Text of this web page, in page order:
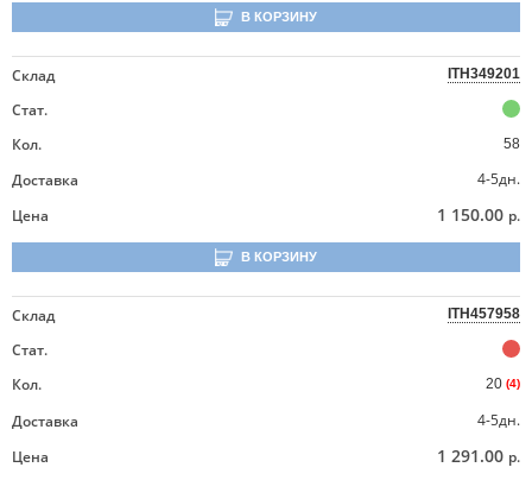
В КОРЗИНУ
Склад ITH349201
Стат.
Кол.
58
Доставка
4-5дн.
Цена
1 150.00 р.
В КОРЗИНУ
Склад ITH457958
Стат.
Кол.
20 (4)
Доставка
4-5дн.
Цена
1 291.00 р.